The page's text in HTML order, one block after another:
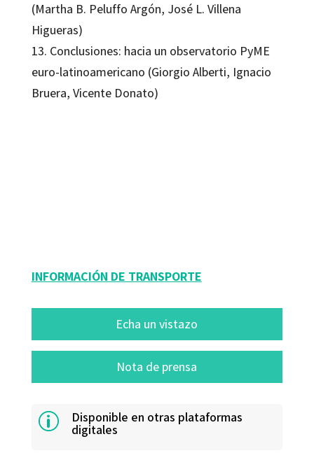
(Martha B. Peluffo Argón, José L. Villena
Higueras)
13. Conclusiones: hacia un observatorio PyME
euro-latinoamericano (Giorgio Alberti, Ignacio
Bruera, Vicente Donato)
INFORMACIÓN DE TRANSPORTE
Echa un vistazo
Nota de prensa
p Disponible en otras plataformas
digitales